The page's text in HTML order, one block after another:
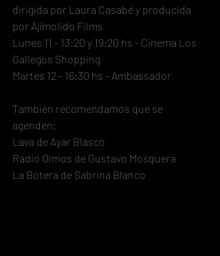
dirigida por Laura Casabé y producida
por Ajímolido Films
Lunes 11 - 13:20 y 19:20 hs - Cinema Los
Gallegos Shopping
Martes 12 - 16:30 hs - Ambassador
También recomendamos que se
agenden:
Lava de Ayar Blasco
Radio Olmos de Gustavo Mosquera
La Botera de Sabrina Blanco